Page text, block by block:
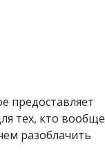
предоставляет
тех, кто вообще
разоблачить